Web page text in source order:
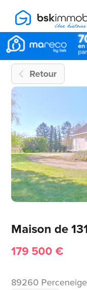
Retour
Maison de
179 500 €
89260 Perceneige